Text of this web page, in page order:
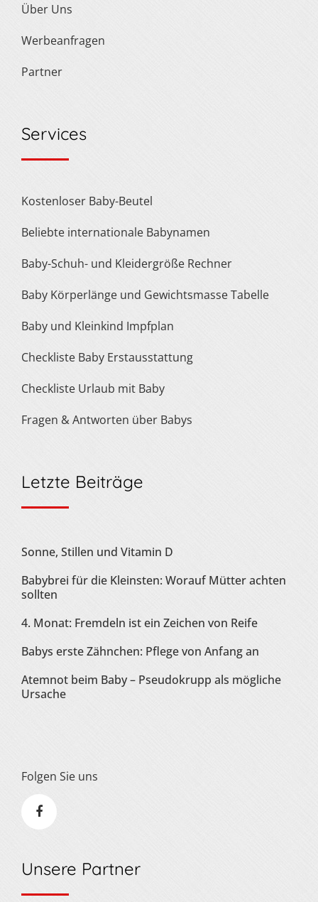
Über Uns
Werbeanfragen
Partner
Services
Kostenloser Baby-Beutel
Beliebte internationale Babynamen
Baby-Schuh- und Kleidergröße Rechner
Baby Körperlänge und Gewichtsmasse Tabelle
Baby und Kleinkind Impfplan
Checkliste Baby Erstausstattung
Checkliste Urlaub mit Baby
Fragen & Antworten über Babys
Letzte Beiträge
Sonne, Stillen und Vitamin D
Babybrei für die Kleinsten: Worauf Mütter achten
sollten
4. Monat: Fremdeln ist ein Zeichen von Reife
Babys erste Zähnchen: Pflege von Anfang an
Atemnot beim Baby – Pseudokrupp als mögliche
Ursache
Folgen Sie uns
Unsere Partner